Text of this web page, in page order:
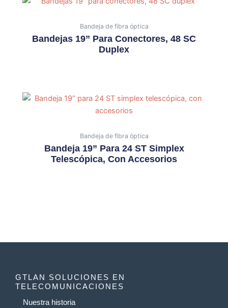
Bandeja de fibra óptica
Bandejas 19” Para Conectores, 48 SC
Duplex
Bandeja de fibra óptica
Bandeja 19” Para 24 ST Simplex
Telescópica, Con Accesorios
GTLAN SOLUCIONES EN
TELECOMUNICACIONES
Nuestra historia